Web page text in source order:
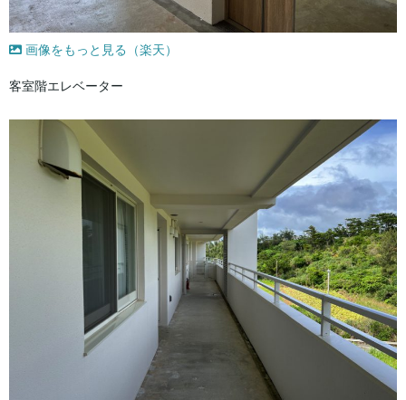
画像をもっと見る（楽天）
客室階エレベーター